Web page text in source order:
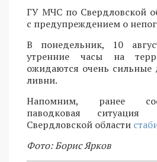
ГУ МЧС по Свердловской
с предупреждением о
В понедельник, 10
утренние часы на
ожидаются очень
ливни.
Напомним, ранее
паводковая ситуация
Свердловской области
Фото: Борис Ярков